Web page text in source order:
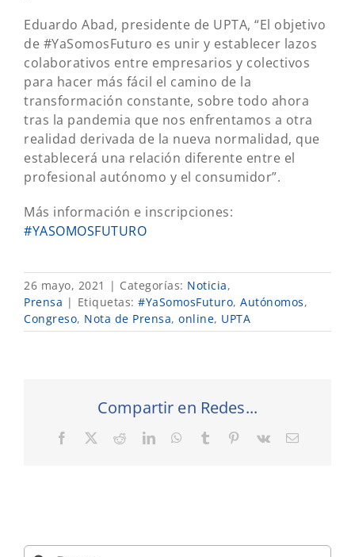
Eduardo Abad, presidente de UPTA, “El objetivo
de #YaSomosFuturo es unir y establecer lazos
colaborativos entre empresarios y colectivos
para hacer más fácil el camino de la
transformación constante, sobre todo ahora
tras la pandemia que nos enfrentamos a otra
realidad derivada de la nueva normalidad, que
establecerá una relación diferente entre el
profesional autónomo y el consumidor”.
Más información e inscripciones:
#YASOMOSFUTURO
26 mayo, 2021 | Categorías: Noticia,
Prensa | Etiquetas: #YaSomosFuturo, Autónomos,
Congreso, Nota de Prensa, online, UPTA
Compartir en Redes...
Facebook RedditLinkedInWhatsApp
Tumblr Pinterest
Vk
Correo